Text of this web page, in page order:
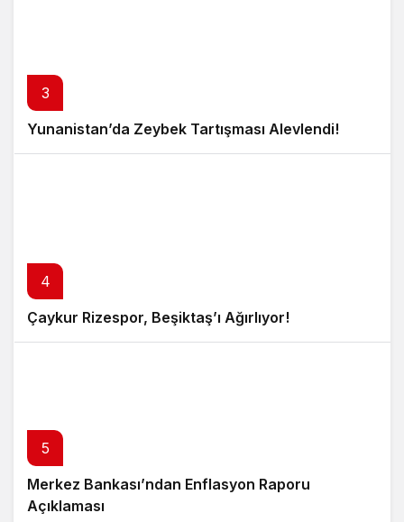
3
Yunanistan’da Zeybek Tartışması Alevlendi!
4
Çaykur Rizespor, Beşiktaş’ı Ağırlıyor!
5
Merkez Bankası’ndan Enflasyon Raporu
Açıklaması